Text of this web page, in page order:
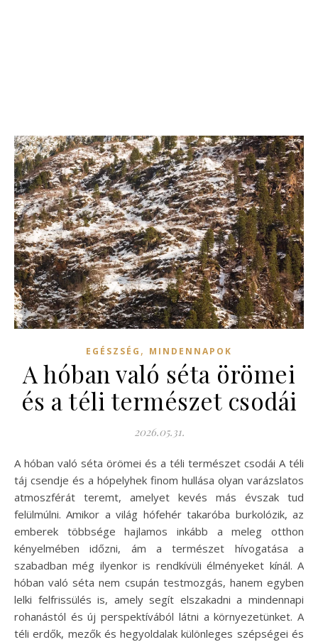
EGÉSZSÉG , MINDENNAPOK
A hóban való séta örömei
és a téli természet csodái
2026.05.31.
A hóban való séta örömei és a téli természet csodái A téli
táj csendje és a hópelyhek finom hullása olyan varázslatos
atmoszférát teremt, amelyet kevés más évszak tud
felülmúlni. Amikor a világ hófehér takaróba burkolózik, az
emberek többsége hajlamos inkább a meleg otthon
kényelmében időzni, ám a természet hívogatása a
szabadban még ilyenkor is rendkívüli élményeket kínál. A
hóban való séta nem csupán testmozgás, hanem egyben
lelki felfrissülés is, amely segít elszakadni a mindennapi
rohanástól és új perspektívából látni a környezetünket. A
téli erdők, mezők és hegyoldalak különleges szépségei és